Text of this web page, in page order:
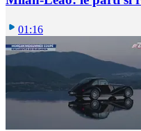
01:16